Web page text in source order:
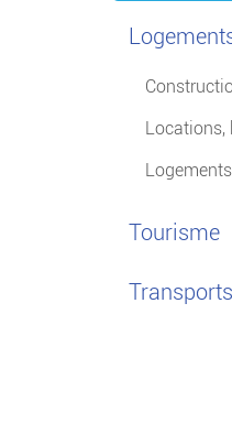
Locations,
Tourisme
Transports